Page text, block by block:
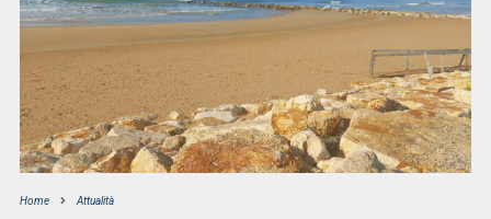
Home Attualità